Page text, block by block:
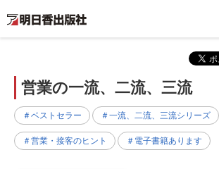
営業の一流、二流、三流
＃ベストセラー ＃一流、二流、三流シリーズ
＃営業・接客のヒント ＃電子書籍あります